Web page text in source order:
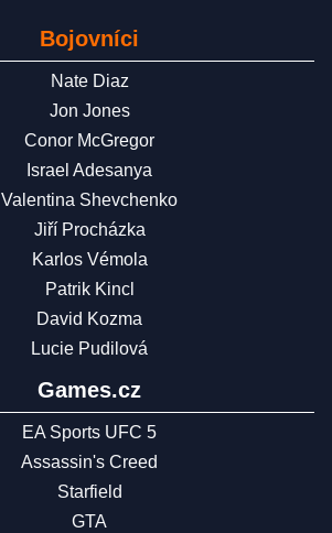
Bojovníci
Nate Diaz
Jon Jones
Conor McGregor
Israel Adesanya
Valentina Shevchenko
Jiří Procházka
Karlos Vémola
Patrik Kincl
David Kozma
Lucie Pudilová
Games.cz
EA Sports UFC 5
Assassin's Creed
Starfield
GTA